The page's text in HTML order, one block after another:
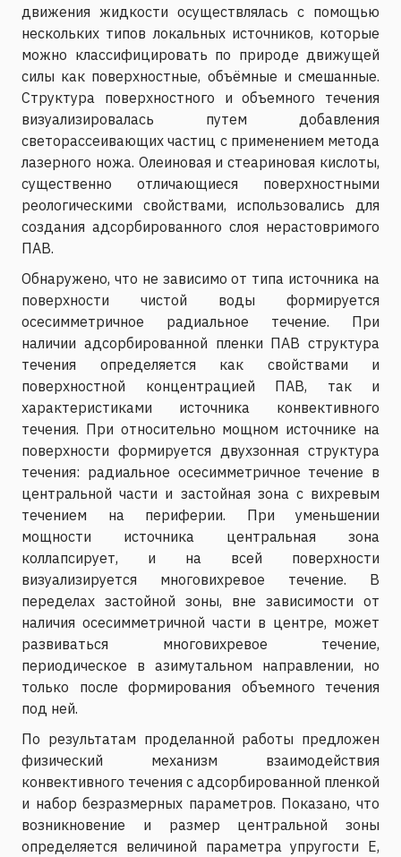
движения жидкости осуществлялась с помощью
нескольких типов локальных источников, которые
можно классифицировать по природе движущей
силы как поверхностные, объёмные и смешанные.
Структура поверхностного и объемного течения
визуализировалась путем добавления
светорассеивающих частиц с применением метода
лазерного ножа. Олеиновая и стеариновая кислоты,
существенно отличающиеся поверхностными
реологическими свойствами, использовались для
создания адсорбированного слоя нерастовримого
ПАВ.
Обнаружено, что не зависимо от типа источника на
поверхности чистой воды формируется
осесимметричное радиальное течение. При
наличии адсорбированной пленки ПАВ структура
течения определяется как свойствами и
поверхностной концентрацией ПАВ, так и
характеристиками источника конвективного
течения. При относительно мощном источнике на
поверхности формируется двухзонная структура
течения: радиальное осесимметричное течение в
центральной части и застойная зона с вихревым
течением на периферии. При уменьшении
мощности источника центральная зона
коллапсирует, и на всей поверхности
визуализируется многовихревое течение. В
переделах застойной зоны, вне зависимости от
наличия осесимметричной части в центре, может
развиваться многовихревое течение,
периодическое в азимутальном направлении, но
только после формирования объемного течения
под ней.
По результатам проделанной работы предложен
физический механизм взаимодействия
конвективного течения с адсорбированной пленкой
и набор безразмерных параметров. Показано, что
возникновение и размер центральной зоны
определяется величиной параметра упругости E,